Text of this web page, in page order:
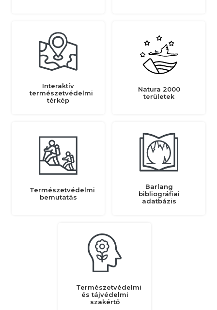
Interaktív
természetvédelmi
térkép
Natura 2000
területek
Természetvédelmi
bemutatás
Barlang
bibliográfiai
adatbázis
Természetvédelmi
és tájvédelmi
szakértő